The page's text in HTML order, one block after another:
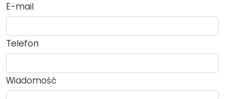
E-mail
Telefon
Wiadomość